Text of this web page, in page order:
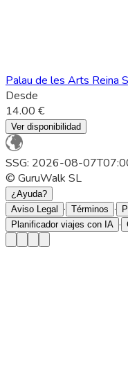
Palau de les Arts Reina
Desde
14.00 €
Ver disponibilidad
SSG: 2026-08-
© GuruWalk SL
¿Ayuda?
Aviso Legal
· Términos ·
Planificador viajes con IA ·